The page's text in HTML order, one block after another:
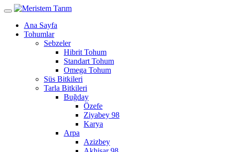
Ana Sayfa
Tohumlar
Sebzeler
Hibrit Tohum
Standart Tohum
Omega Tohum
Süs Bitkileri
Tarla Bitkileri
Buğday
Özefe
Ziyabey 98
Karya
Arpa
Azizbey